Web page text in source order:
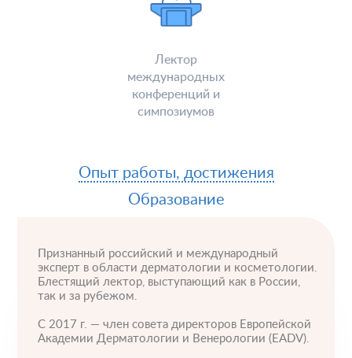
Лектор
международных
конференций и
симпозиумов
Опыт работы, достижения
Образование
Признанный российский и международный
эксперт в области дерматологии и косметологии.
Блестящий лектор, выступающий как в России,
так и за рубежом.
С 2017 г. — член совета директоров Европейской
Академии Дерматологии и Венерологии (EADV).